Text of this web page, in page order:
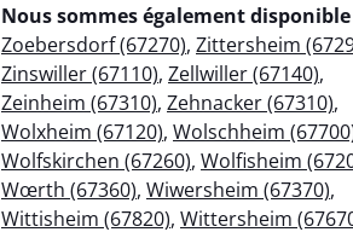
Nous sommes également disponible
Zoebersdorf (67270), Zittersheim
Zinswiller (67110), Zellwiller (67140),
Zeinheim (67310), Zehnacker (67310),
Wolxheim (67120), Wolschheim
Wolfskirchen (67260), Wolfisheim
Wœrth (67360), Wiwersheim (67370),
Wittisheim (67820), Wittersheim